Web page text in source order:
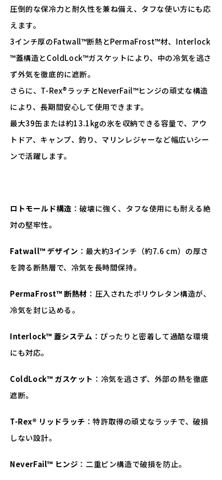
圧倒的な保冷力と耐久性を兼ね備え、タフな使い方にも応
えます。
3インチ厚のFatwall™断熱とPermaFrost™材、Interlock
™蓋構造とColdLock™ガスケットにより、中の冷気を逃さ
ず外気を徹底的に遮断。
さらに、T-Rex®ラッチとNeverFail™ヒンジの頑丈な構造
により、長期間安心して使用できます。
最大39缶または約13.1kgの氷を収納できる容量で、アウ
トドア、キャンプ、釣り、マリンレジャーなど幅広いシー
ンで活躍します。
ロトモールド構造 ：破壊に強く、タフな使用にも耐える絶
対の堅牢性。
Fatwall™ デザイン ：最大約3インチ（約7.6 cm）の厚さ
を誇る断熱層で、冷気を長時間保持。
PermaFrost™ 断熱材 ：圧入されたポリウレタン構造が、
冷気を封じ込める。
Interlock™ 蓋システム ：ぴったりと密着して過酷な環境
にも対応。
ColdLock™ ガスケット ：冷気を逃さず、外部の熱を徹底
遮断。
T-Rex® リッドラッチ ：特許取得の頑丈なラッチで、破損
しない設計。
NeverFail™ ヒンジ ：二重ピン構造で破損を防止。